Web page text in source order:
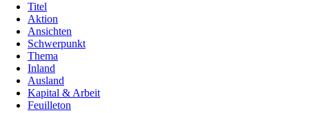
Titel
Aktion
Ansichten
Schwerpunkt
Thema
Inland
Ausland
Kapital & Arbeit
Feuilleton